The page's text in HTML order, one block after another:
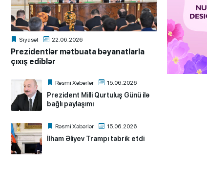
Siyasət 22.06.2026
Prezidentlər mətbuata bəyanatlarla
çıxış ediblər
Rəsmi Xəbərlər 15.06.2026
Prezident Milli Qurtuluş Günü ilə
bağlı paylaşımı
Rəsmi Xəbərlər 15.06.2026
İlham Əliyev Trampı təbrik etdi